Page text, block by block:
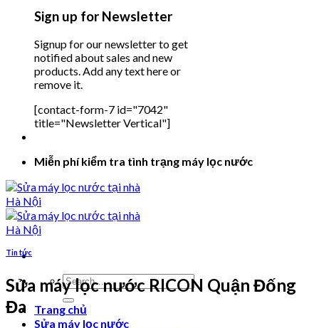
Sign up for Newsletter
Signup for our newsletter to get
notified about sales and new
products. Add any text here or
remove it.
[contact-form-7 id="7042"
title="Newsletter Vertical"]
Miễn phí kiểm tra tình trạng máy lọc nước
Search
for:
Trang chủ
Sửa máy lọc nước
Tin tức
Sửa máy lọc nước RICON Quận Đống
Đa